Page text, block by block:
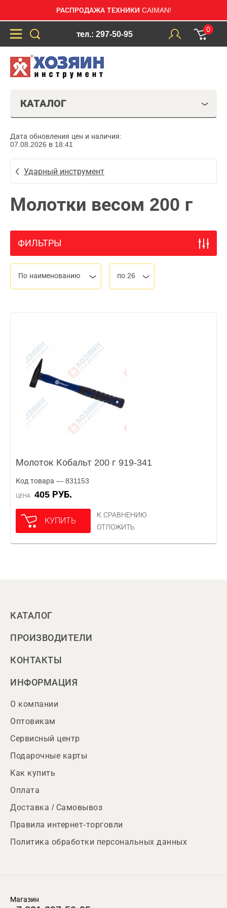
РАСПРОДАЖА ТЕХНИКИ CAIMAN!
тел.: 297-50-95
0
КАТАЛОГ
Дата обновления цен и наличия:
07.08.2026 в 18:41
Ударный инструмент
Молотки весом 200 г
ФИЛЬТРЫ
По наименованию по 26
Молоток Кобальт 200 г 919-341
Код товара — 831153
ЦЕНА 405 РУБ.
КУПИТЬ
К СРАВНЕНИЮ
ОТЛОЖИТЬ
КАТАЛОГ
ПРОИЗВОДИТЕЛИ
КОНТАКТЫ
ИНФОРМАЦИЯ
О компании
Оптовикам
Сервисный центр
Подарочные карты
Как купить
Оплата
Доставка / Самовывоз
Правила интернет-торговли
Политика обработки персональных данных
Магазин